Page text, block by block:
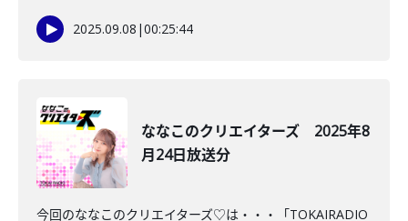
2025.09.08 |00:25:44
ななこのクリエイターズ 2025年8
月24日放送分
今回のななこのクリエイターズ♡は・・・「TOKAIRADIO